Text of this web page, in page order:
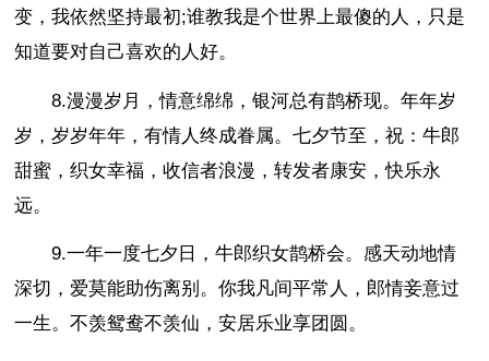
变，我依然坚持最初;谁教我是个世界上最傻的人，只是
知道要对自己喜欢的人好。
8.漫漫岁月，情意绵绵，银河总有鹊桥现。年年岁
岁，岁岁年年，有情人终成眷属。七夕节至，祝：牛郎
甜蜜，织女幸福，收信者浪漫，转发者康安，快乐永
远。
9.一年一度七夕日，牛郎织女鹊桥会。感天动地情
深切，爱莫能助伤离别。你我凡间平常人，郎情妾意过
一生。不羡鸳鸯不羡仙，安居乐业享团圆。